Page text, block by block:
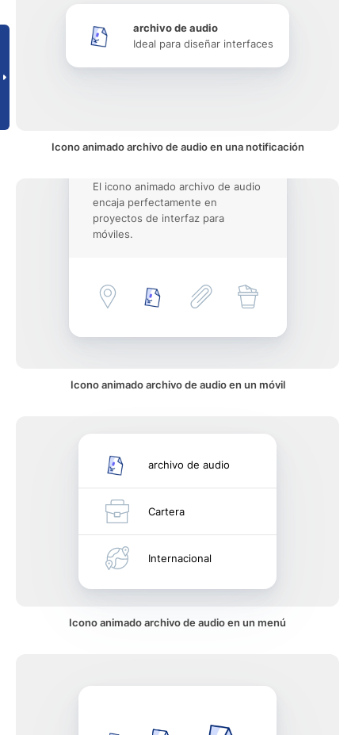
archivo de audio
Ideal para diseñar interfaces
Icono animado archivo de audio en una notificación
El icono animado archivo de audio
encaja perfectamente en
proyectos de interfaz para
móviles.
Icono animado archivo de audio en un móvil
archivo de audio
Cartera
Internacional
Icono animado archivo de audio en un menú